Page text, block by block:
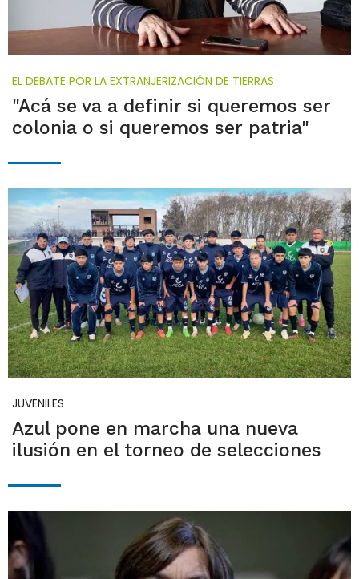
EL DEBATE POR LA EXTRANJERIZACIÓN DE TIERRAS
"Acá se va a definir si queremos ser
colonia o si queremos ser patria"
JUVENILES
Azul pone en marcha una nueva
ilusión en el torneo de selecciones